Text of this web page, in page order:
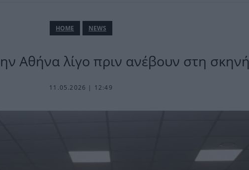
ΗΟΜΕ NEWS
Αθήνα λίγο πριν ανέβουν στη
11.05.2026 | 12:49